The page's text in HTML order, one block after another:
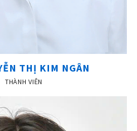
THỊ KIM NGÂN
THÀNH VIÊN